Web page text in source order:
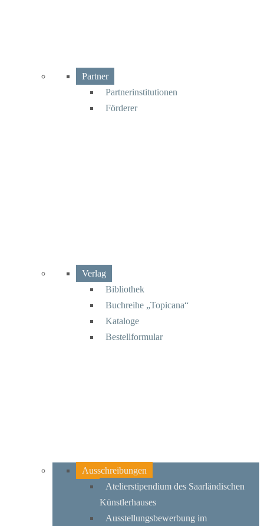
Partner
Partnerinstitutionen
Förderer
Verlag
Bibliothek
Buchreihe „Topicana“
Kataloge
Bestellformular
Ausschreibungen
Atelierstipendium des Saarländischen
Künstlerhauses
Ausstellungsbewerbung im